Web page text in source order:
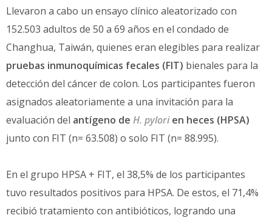
Llevaron a cabo un ensayo clínico aleatorizado con
152.503 adultos de 50 a 69 años en el condado de
Changhua, Taiwán, quienes eran elegibles para realizar
pruebas inmunoquímicas fecales (FIT) bienales para la
detección del cáncer de colon. Los participantes fueron
asignados aleatoriamente a una invitación para la
evaluación del antígeno de H. pylorien heces (HPSA)
junto con FIT (n= 63.508) o solo FIT (n= 88.995).
En el grupo HPSA + FIT, el 38,5% de los participantes
tuvo resultados positivos para HPSA. De estos, el 71,4%
recibió tratamiento con antibióticos, logrando una